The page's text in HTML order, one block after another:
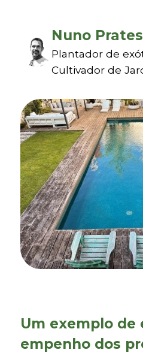
Nuno Prates
Plantador de
Cultivador de
Um exemplo de
empenho dos